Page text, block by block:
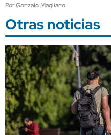
Por Gonzalo Magliano
Otras noticias